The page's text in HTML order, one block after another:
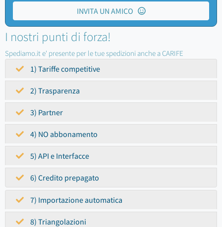
INVITA UN AMICO
I nostri punti di forza!
Spediamo.it e' presente per le tue spedizioni anche a CARIFE
1) Tariffe competitive
2) Trasparenza
3) Partner
4) NO abbonamento
5) API e Interfacce
6) Credito prepagato
7) Importazione automatica
8) Triangolazioni